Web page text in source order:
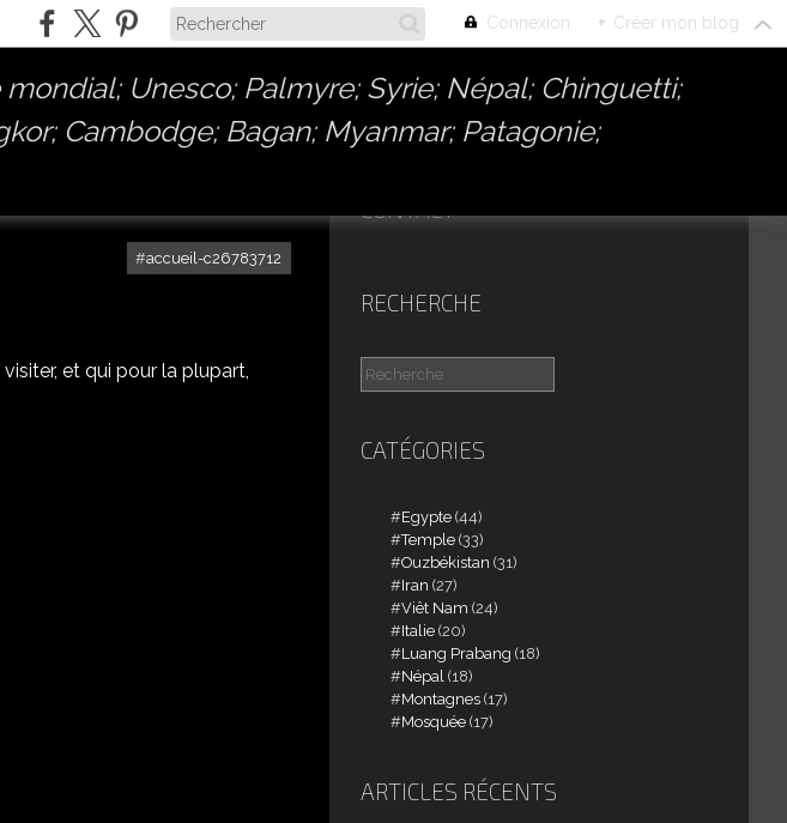
Connexion + Créer mon blog
Unesco; Palmyre; Syrie; Népal; Chinguetti;
Cambodge; Bagan; Myanmar; Patagonie;
accueil-c26783712
et qui pour la plupart,
CONTACT
RECHERCHE
CATÉGORIES
Egypte (44)
Temple (33)
Ouzbékistan (31)
Iran (27)
Viêt Nam (24)
Italie (20)
Luang Prabang (18)
Népal (18)
Montagnes (17)
Mosquée (17)
ARTICLES RÉCENTS